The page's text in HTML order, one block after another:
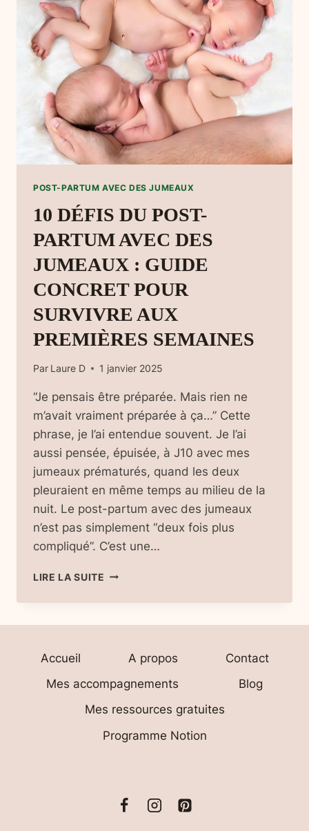
POST-PARTUM AVEC DES JUMEAUX
10 DÉFIS DU POST-
PARTUM AVEC DES
JUMEAUX : GUIDE
CONCRET POUR
SURVIVRE AUX
PREMIÈRES SEMAINES
Par Laure D 1 janvier 2025
“Je pensais être préparée. Mais rien ne
m’avait vraiment préparée à ça…” Cette
phrase, je l’ai entendue souvent. Je l’ai
aussi pensée, épuisée, à J10 avec mes
jumeaux prématurés, quand les deux
pleuraient en même temps au milieu de la
nuit. Le post-partum avec des jumeaux
n’est pas simplement “deux fois plus
compliqué”. C’est une…
LIRE LA SUITE 10
DU
:
GUIDE
POUR
Accueil A propos
Contact
Mes accompagnements
Blog
Mes ressources gratuites
Programme Notion